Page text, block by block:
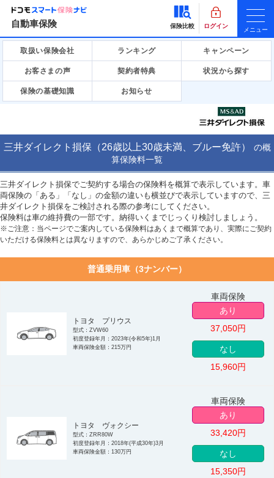
自動車保険 保険比較 ログイン
メニュー
取扱い保険会社 ランキング キャンペーン
お客さまの声 契約者特典 状況から探す
保険の基礎知識 お知らせ
三井ダイレクト損保（26歳以上30歳未満、ブルー免許） の概
算保険料一覧
三井ダイレクト損保でご契約する場合の保険料を概算で表示しています。車
両保険の「ある」「なし」の金額の違いも横並びで表示していますので、三
井ダイレクト損保をご検討される際の参考にしてください。
保険料は車の維持費の一部です。納得いくまでじっくり検討しましょう。
※ご注意：当ページでご案内している保険料はあくまで概算であり、実際にご契約
いただける保険料とは異なりますので、あらかじめご了承ください。
普通乗用車（3ナンバー）
トヨタ プリウス
型式：ZVW60
初度登録年月：2023年(令和5年)1月
車両保険金額：215万円
車両保険
あり
37,050円
なし
15,960円
トヨタ ヴォクシー
型式：ZRR80W
初度登録年月：2018年(平成30年)3月
車両保険金額：130万円
車両保険
あり
33,420円
なし
15,350円